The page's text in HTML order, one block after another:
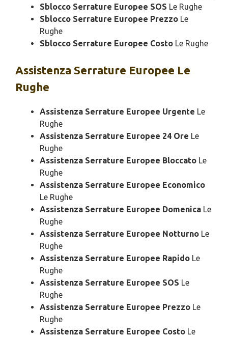
Sblocco Serrature Europee SOS Le Rughe
Sblocco Serrature Europee Prezzo Le
Rughe
Sblocco Serrature Europee Costo Le Rughe
Assistenza Serrature Europee Le
Rughe
Assistenza Serrature Europee Urgente Le
Rughe
Assistenza Serrature Europee 24 Ore Le
Rughe
Assistenza Serrature Europee Bloccato Le
Rughe
Assistenza Serrature Europee Economico
Le Rughe
Assistenza Serrature Europee Domenica Le
Rughe
Assistenza Serrature Europee Notturno Le
Rughe
Assistenza Serrature Europee Rapido Le
Rughe
Assistenza Serrature Europee SOS Le
Rughe
Assistenza Serrature Europee Prezzo Le
Rughe
Assistenza Serrature Europee Costo Le